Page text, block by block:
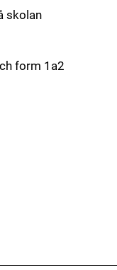
skolan
form 1a2